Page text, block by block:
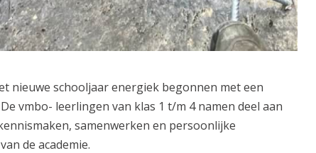
nieuwe schooljaar energiek begonnen met een
vmbo- leerlingen van klas 1 t/m 4 namen deel aan
samenwerken en persoonlijke
de academie.